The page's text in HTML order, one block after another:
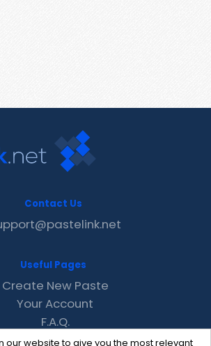
our website to give you the most relevant
Contact Us
Useful Pages
Create New Paste
Your Account
F.A.Q.
Recent